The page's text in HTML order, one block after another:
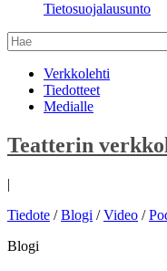
Tietosuojalausunto
Verkkolehti
Tiedotteet
Medialle
Teatterin
|
Tiedote /Blogi /Video /
Blogi